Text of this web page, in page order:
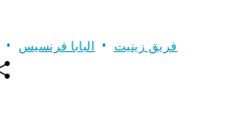
فريق زينيت البابا فرنسيس